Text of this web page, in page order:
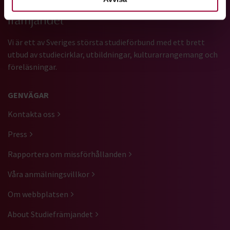
Vi är ett av Sveriges största studieförbund med ett brett
utbud av studiecirklar, utbildningar, kulturarrangemang och
föreläsningar.
GENVÄGAR
Kontakta oss
Press
Rapportera om missförhållanden
Våra anmälningsvillkor
Om webbplatsen
About Studiefrämjandet